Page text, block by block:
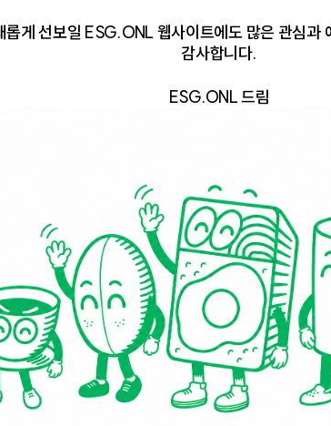
의
2026.07.24
롭게 선보일 ESG.ONL 웹사이트에도 많은 관심과
감사합니다.
ESG.ONL 드림